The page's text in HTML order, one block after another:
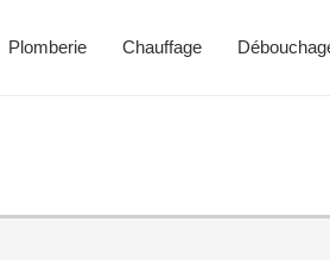
Plomberie Chauffage